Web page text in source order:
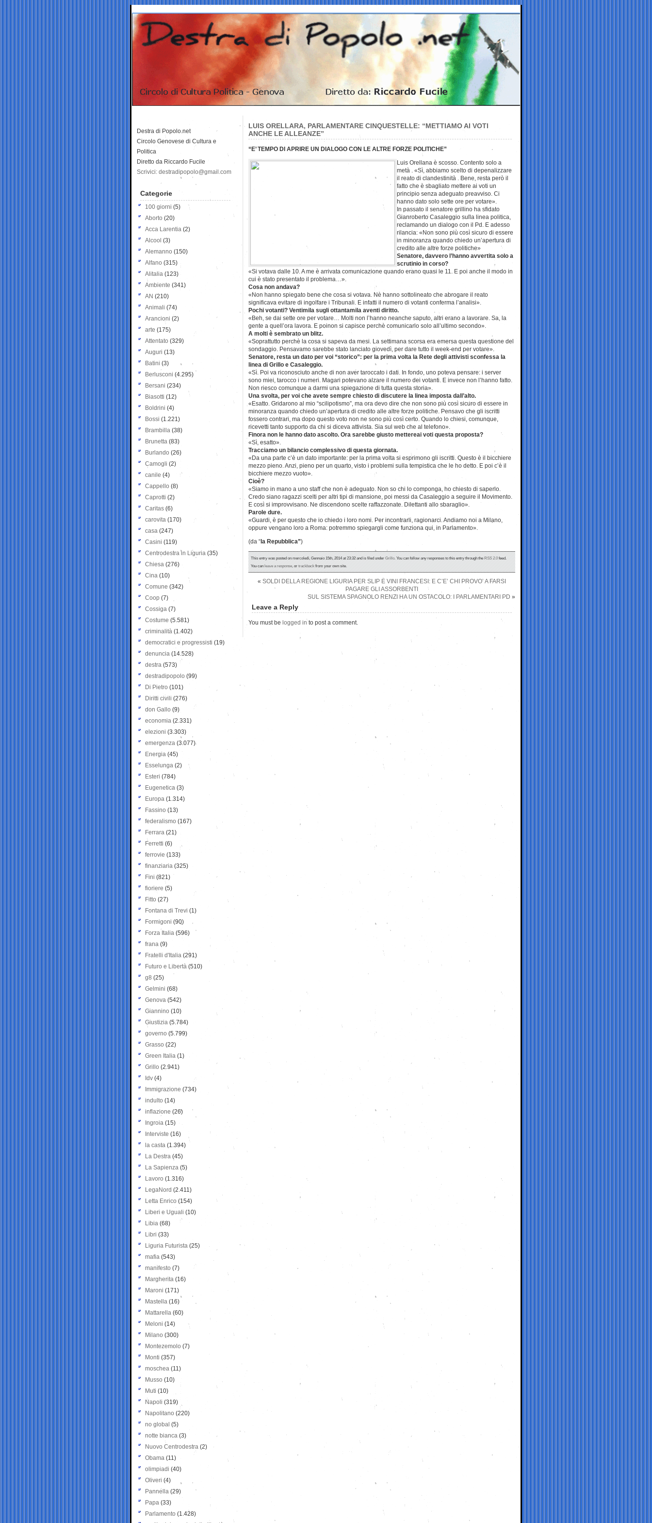
LUIS ORELLARA, PARLAMENTARE CINQUESTELLE: “METTIAMO AI VOTI
ANCHE LE ALLEANZE”
“E’ TEMPO DI APRIRE UN DIALOGO CON LE ALTRE FORZE POLITICHE”
Luis Orellana è scosso. Contento solo a
metà . «Sì, abbiamo scelto di depenalizzare
il reato di clandestinità . Bene, resta però il
fatto che è sbagliato mettere ai voti un
principio senza adeguato preavviso. Ci
hanno dato solo sette ore per votare».
In passato il senatore grillino ha sfidato
Gianroberto Casaleggio sulla linea politica,
reclamando un dialogo con il Pd. E adesso
rilancia: «Non sono più così sicuro di essere
in minoranza quando chiedo un’apertura di
credito alle altre forze politiche»
Senatore, davvero l’hanno avvertita solo a
scrutinio in corso?
«Si votava dalle 10. A me è arrivata comunicazione quando erano quasi le 11. E poi anche il modo in
cui è stato presentato il problema…».
Cosa non andava?
«Non hanno spiegato bene che cosa si votava. Nè hanno sottolineato che abrogare il reato
significava evitare di ingolfare i Tribunali. E infatti il numero di votanti conferma l’analisi».
Pochi votanti? Ventimila sugli ottantamila aventi diritto.
«Beh, se dai sette ore per votare… Molti non l’hanno neanche saputo, altri erano a lavorare. Sa, la
gente a quell’ora lavora. E poinon si capisce perchè comunicarlo solo all’ultimo secondo».
A molti è sembrato un blitz.
«Soprattutto perchè la cosa si sapeva da mesi. La settimana scorsa era emersa questa questione del
sondaggio. Pensavamo sarebbe stato lanciato giovedì, per dare tutto il week-end per votare».
Senatore, resta un dato per voi “storico”: per la prima volta la Rete degli attivisti sconfessa la
linea di Grillo e Casaleggio.
«Sì. Poi va riconosciuto anche di non aver taroccato i dati. In fondo, uno poteva pensare: i server
sono miei, tarocco i numeri. Magari potevano alzare il numero dei votanti. E invece non l’hanno fatto.
Non riesco comunque a darmi una spiegazione di tutta questa storia».
Una svolta, per voi che avete sempre chiesto di discutere la linea imposta dall’alto.
«Esatto. Gridarono al mio “scilipotismo”, ma ora devo dire che non sono più così sicuro di essere in
minoranza quando chiedo un’apertura di credito alle altre forze politiche. Pensavo che gli iscritti
fossero contrari, ma dopo questo voto non ne sono più così certo. Quando lo chiesi, comunque,
ricevetti tanto supporto da chi si diceva attivista. Sia sul web che al telefono».
Finora non le hanno dato ascolto. Ora sarebbe giusto mettereai voti questa proposta?
«Sì, esatto».
Tracciamo un bilancio complessivo di questa giornata.
«Da una parte c’è un dato importante: per la prima volta si esprimono gli iscritti. Questo è il bicchiere
mezzo pieno. Anzi, pieno per un quarto, visto i problemi sulla tempistica che le ho detto. E poi c’è il
bicchiere mezzo vuoto».
Cioè?
«Siamo in mano a uno staff che non è adeguato. Non so chi lo componga, ho chiesto di saperlo.
Credo siano ragazzi scelti per altri tipi di mansione, poi messi da Casaleggio a seguire il Movimento.
E così si improvvisano. Ne discendono scelte raffazzonate. Dilettanti allo sbaraglio».
Parole dure.
«Guardi, è per questo che io chiedo i loro nomi. Per incontrarli, ragionarci. Andiamo noi a Milano,
oppure vengano loro a Roma: potremmo spiegargli come funziona qui, in Parlamento».
(da “ la Repubblica”)
This entry was posted on mercoledì, Gennaio 15th, 2014 at 23:32 and is filed underGrillo. You can follow any responses to this entry through theRSS 2.0feed.
You canleave a response, ortrackbackfrom your own site.
« SOLDI DELLA REGIONE LIGURIA PER SLIP E VINI FRANCESI: E C’E’ CHI PROVO’ A FARSI
PAGARE GLI ASSORBENTI
SUL SISTEMA SPAGNOLO RENZI HA UN OSTACOLO: I PARLAMENTARI PD »
Leave a Reply
You must be logged into post a comment.
Destra di Popolo.net
Circolo Genovese di Cultura e
Politica
Diretto da Riccardo Fucile
Scrivici: destradipopolo@gmail.com
Categorie
100 giorni (5)
Aborto (20)
Acca Larentia (2)
Alcool (3)
Alemanno (150)
Alfano (315)
Alitalia (123)
Ambiente (341)
AN (210)
Animali (74)
Arancioni (2)
arte (175)
Attentato (329)
Auguri (13)
Batini (3)
Berlusconi (4.295)
Bersani (234)
Biasotti (12)
Boldrini (4)
Bossi (1.221)
Brambilla (38)
Brunetta (83)
Burlando (26)
Camogli (2)
canile (4)
Cappello (8)
Caprotti (2)
Caritas (6)
carovita (170)
casa (247)
Casini (119)
Centrodestra in Liguria (35)
Chiesa (276)
Cina (10)
Comune (342)
Coop (7)
Cossiga (7)
Costume (5.581)
criminalità (1.402)
democratici e progressisti (19)
denuncia (14.528)
destra (573)
destradipopolo (99)
Di Pietro (101)
Diritti civili (276)
don Gallo (9)
economia (2.331)
elezioni (3.303)
emergenza (3.077)
Energia (45)
Esselunga (2)
Esteri (784)
Eugenetica (3)
Europa (1.314)
Fassino (13)
federalismo (167)
Ferrara (21)
Ferretti (6)
ferrovie (133)
finanziaria (325)
Fini (821)
fioriere (5)
Fitto (27)
Fontana di Trevi (1)
Formigoni (90)
Forza Italia (596)
frana (9)
Fratelli d'Italia (291)
Futuro e Libertà (510)
g8 (25)
Gelmini (68)
Genova (542)
Giannino (10)
Giustizia (5.784)
governo (5.799)
Grasso (22)
Green Italia (1)
Grillo (2.941)
Idv (4)
Immigrazione (734)
indulto (14)
inflazione (26)
Ingroia (15)
Interviste (16)
la casta (1.394)
La Destra (45)
La Sapienza (5)
Lavoro (1.316)
LegaNord (2.411)
Letta Enrico (154)
Liberi e Uguali (10)
Libia (68)
Libri (33)
Liguria Futurista (25)
mafia (543)
manifesto (7)
Margherita (16)
Maroni (171)
Mastella (16)
Mattarella (60)
Meloni (14)
Milano (300)
Montezemolo (7)
Monti (357)
moschea (11)
Musso (10)
Muti (10)
Napoli (319)
Napolitano (220)
no global (5)
notte bianca (3)
Nuovo Centrodestra (2)
Obama (11)
olimpiadi (40)
Oliveri (4)
Pannella (29)
Papa (33)
Parlamento (1.428)